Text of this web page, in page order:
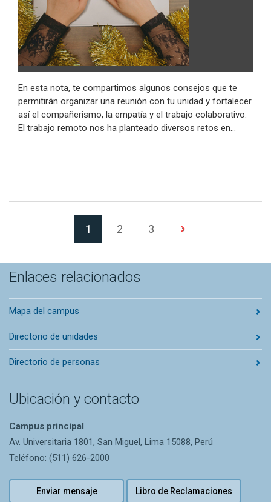
En esta nota, te compartimos algunos consejos que te
permitirán organizar una reunión con tu unidad y fortalecer
así el compañerismo, la empatía y el trabajo colaborativo.
El trabajo remoto nos ha planteado diversos retos en…
1 (Página actual)
2 3 ›Siguiente página
Enlaces relacionados
Mapa del campus
Directorio de unidades
Directorio de personas
Ubicación y contacto
Campus principal
Av. Universitaria 1801, San Miguel, Lima 15088, Perú
Teléfono: (511) 626-2000
Enviar mensaje Libro de Reclamaciones